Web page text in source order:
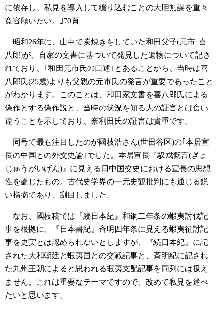
に依存し、私見を導入して綴り込むことの大胆無謀を重々
寛容願いたい。｣70頁
昭和26年に、山中で炭焼きをしていた和田父子(元市･喜
八郎)が、自家の文書に基づいて発見した遺物について記さ
れており、｢和田元市氏の口述｣とあることから、当時は喜
八郎氏(25歳)よりも父親の元市氏の発言が重要であったこと
がわかります。このことは、和田家文書を喜八郎氏による
偽作とする偽作説と、当時の状況を知る人の証言とは食い
違うことを示しており、奈利田氏の証言は貴重です。
同号で最も注目したのが國枝浩さん(世田谷区)の｢本居宣
長の中国との外交史論｣でした。本居宣長『馭戎慨言(ぎょ
じゅうがいげん)』に見える日中国交史における宣長の思想
性を論じたもの。古代史学界の一元史観批判にも通じる鋭
い指摘であり、刮目しました。
なお、國枝稿では『続日本紀』和銅二年条の蝦夷討伐記
事を根拠に、『日本書紀』斉明四年条に見える蝦夷征討記
事を史実とは認められないとしますが、『続日本紀』に記
された大和朝廷と蝦夷国との交戦記事と、斉明紀に記され
た九州王朝によると思われる蝦夷支配記事を同列には扱え
ません。これは重要なテーマですので、改めて私見を述べ
たいと思います。